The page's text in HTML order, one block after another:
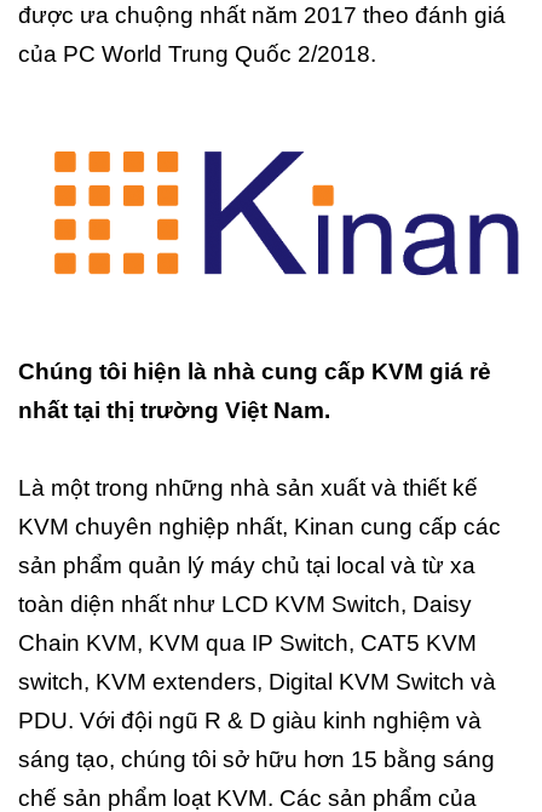
được ưa chuộng nhất năm 2017 theo đánh giá
của PC World Trung Quốc 2/2018.
Chúng tôi hiện là nhà cung cấp KVM giá rẻ
nhất tại thị trường Việt Nam.
Là một trong những nhà sản xuất và thiết kế
KVM chuyên nghiệp nhất, Kinan cung cấp các
sản phẩm quản lý máy chủ tại local và từ xa
toàn diện nhất như LCD KVM Switch, Daisy
Chain KVM, KVM qua IP Switch, CAT5 KVM
switch, KVM extenders, Digital KVM Switch và
PDU. Với đội ngũ R & D giàu kinh nghiệm và
sáng tạo, chúng tôi sở hữu hơn 15 bằng sáng
chế sản phẩm loạt KVM. Các sản phẩm của